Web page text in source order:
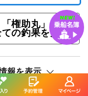
ゴマサバ）
「権助丸」の
ての釣果を見る
報を表示